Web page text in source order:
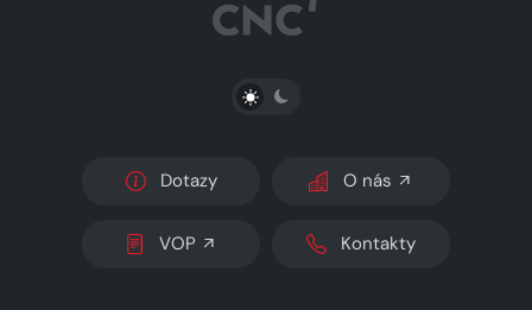
PŘEPNOUT SVĚTLÝ/TMAVÝ REŽIM
Dotazy O nás
VOP Kontakty